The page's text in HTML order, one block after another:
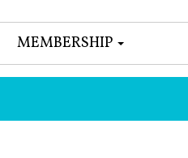
MEMBERSHIP